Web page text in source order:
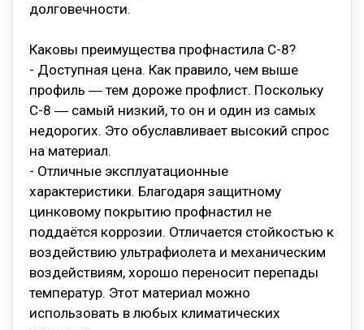
долговечности.
Каковы преимущества профнастила С-8?
- Доступная цена. Как правило, чем выше
профиль ― тем дороже профлист. Поскольку
С-8 ― самый низкий, то он и один из самых
недорогих. Это обуславливает высокий спрос
на материал.
- Отличные эксплуатационные
характеристики. Благодаря защитному
цинковому покрытию профнастил не
поддаётся коррозии. Отличается стойкостью к
воздействию ультрафиолета и механическим
воздействиям, хорошо переносит перепады
температур. Этот материал можно
использовать в любых климатических